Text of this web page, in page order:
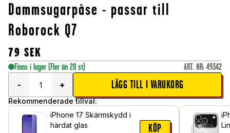
Dammsugarpåse - passar till
Roborock Q7
79 SEK
Finns i lager (Fler än 20 st) ART. NR: 49342
-
+ LÄGG TILL I VARUKORG
Rekommenderade tillval:
iPhone 17 Skärmskydd i
härdat glas
KÖP